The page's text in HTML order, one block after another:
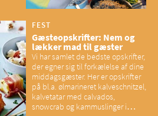
FEST
Gæsteopskrifter: Nem og
lækker mad til gæster
Vi har samlet de bedste opskrifter,
der egner sig til forkælelse af dine
middagsgæster. Her er opskrifter
på bl.a. ølmarineret kalveschnitzel,
kalvetatar med calvados,
snowcrab og kammuslinger i